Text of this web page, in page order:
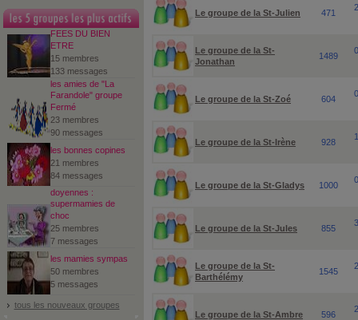
FEES DU BIEN
ETRE
15 membres
133 messages
les amies de "La
Farandole" groupe
Fermé
23 membres
90 messages
les bonnes copines
21 membres
84 messages
doyennes :
supermamies de
choc
25 membres
7 messages
les mamies sympas
50 membres
5 messages
tous les nouveaux groupes
Le groupe de la St-Julien 471
Le groupe de la St-
Jonathan
1489
Le groupe de la St-Zoé 604
Le groupe de la St-Irène 928
Le groupe de la St-Gladys 1000
Le groupe de la St-Jules 855
Le groupe de la St-
Barthélémy
1545
Le groupe de la St-Ambre 596